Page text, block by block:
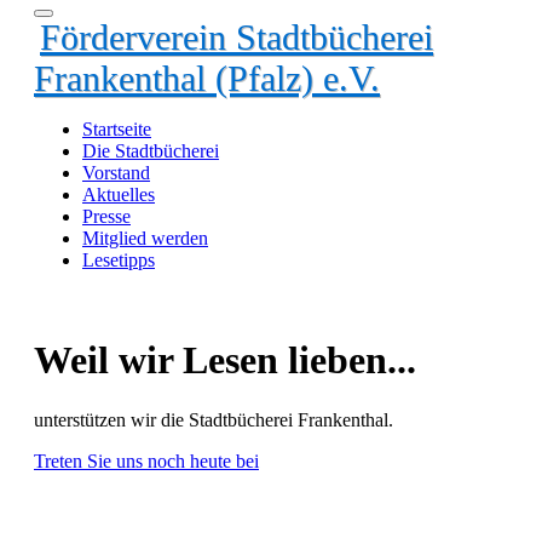
Förderverein Stadtbücherei
Frankenthal (Pfalz) e.V.
Startseite
Die Stadtbücherei
Vorstand
Aktuelles
Presse
Mitglied werden
Lesetipps
Weil wir Lesen lieben...
unterstützen wir die Stadtbücherei Frankenthal.
Treten Sie uns noch heute bei